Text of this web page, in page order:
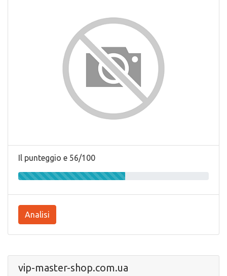
Il punteggio e 56/100
Analisi
vip-master-shop.com.ua